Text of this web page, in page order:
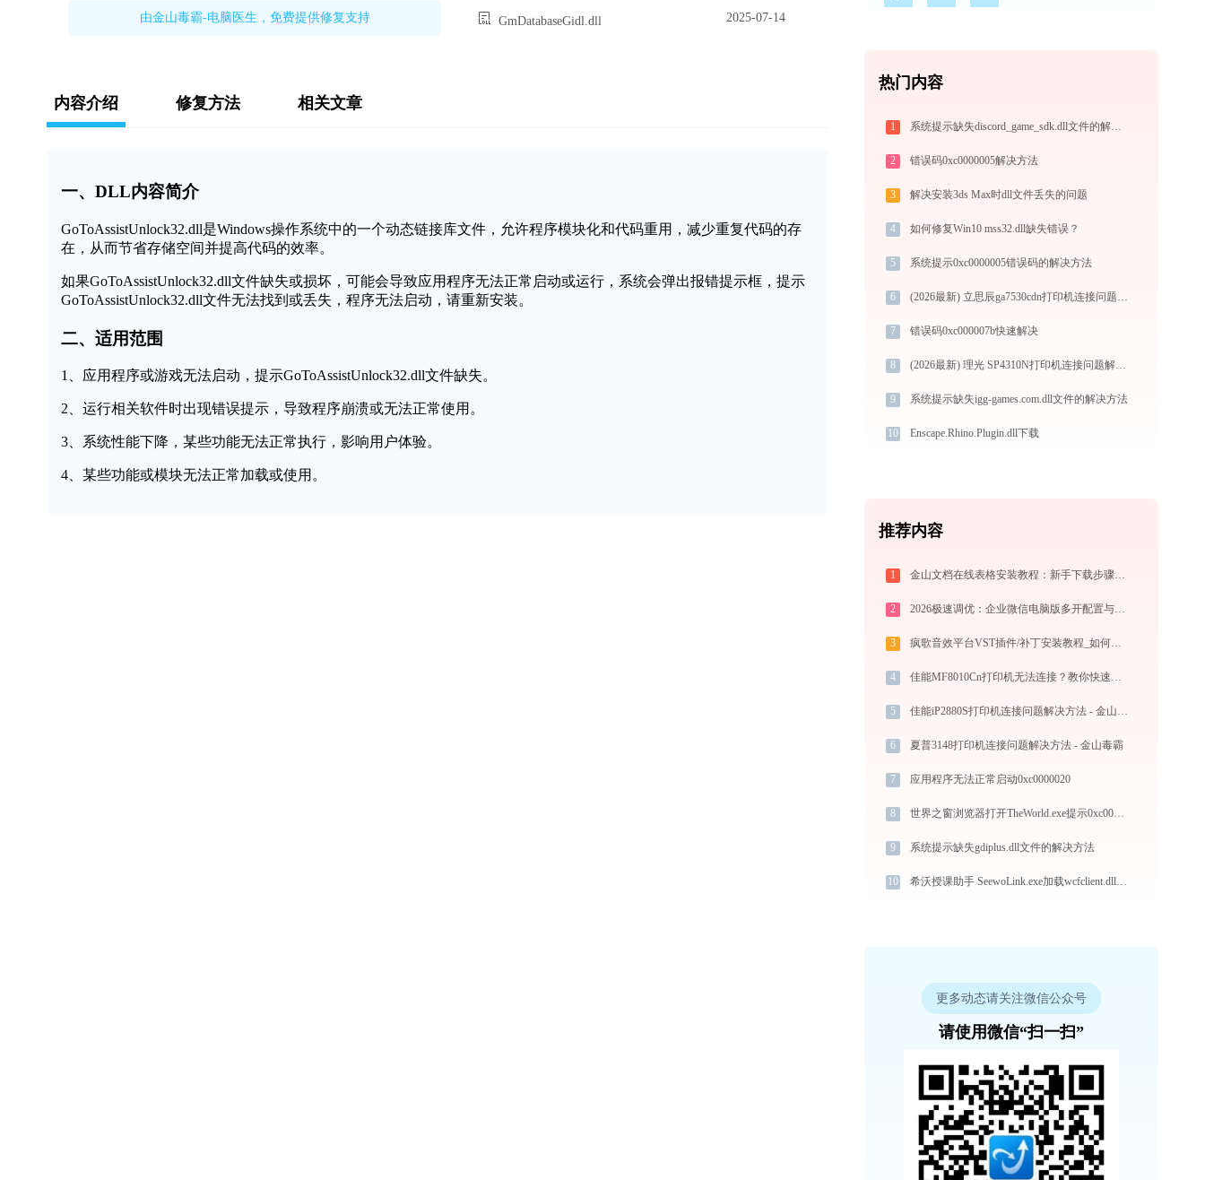
由金山毒霸-电脑医生，免费提供修复支持 GmDatabaseGidl.dll 2025-07-14
内容介绍 修复方法 相关文章
一、DLL内容简介
GoToAssistUnlock32.dll是Windows操作系统中的一个动态链接库文件，允许程序模块化和代码重用，减少重复代码的存
在，从而节省存储空间并提高代码的效率。
如果GoToAssistUnlock32.dll文件缺失或损坏，可能会导致应用程序无法正常启动或运行，系统会弹出报错提示框，提示
GoToAssistUnlock32.dll文件无法找到或丢失，程序无法启动，请重新安装。
二、适用范围
1、应用程序或游戏无法启动，提示GoToAssistUnlock32.dll文件缺失。
2、运行相关软件时出现错误提示，导致程序崩溃或无法正常使用。
3、系统性能下降，某些功能无法正常执行，影响用户体验。
4、某些功能或模块无法正常加载或使用。
热门内容
1 系统提示缺失discord_game_sdk.dll文件的解决方法
2 错误码0xc0000005解决方法
3 解决安装3ds Max时dll文件丢失的问题
4 如何修复Win10 mss32.dll缺失错误？
5 系统提示0xc0000005错误码的解决方法
6 (2026最新) 立思辰ga7530cdn打印机连接问题解决方法-金山毒霸
7 错误码0xc000007b快速解决
8 (2026最新) 理光 SP4310N打印机连接问题解决方案 - 金山毒霸
9 系统提示缺失igg-games.com.dll文件的解决方法
10 Enscape.Rhino.Plugin.dll下载
推荐内容
1 金山文档在线表格安装教程：新手下载步骤图解
2 2026极速调优：企业微信电脑版多开配置与系统瘦身指南，拒绝流氓捆绑
3 疯歌音效平台VST插件/补丁安装教程_如何加载插件效果包
4 佳能MF8010Cn打印机无法连接？教你快速解决！-金山毒霸
5 佳能iP2880S打印机连接问题解决方法 - 金山毒霸
6 夏普3148打印机连接问题解决方法 - 金山毒霸
7 应用程序无法正常启动0xc0000020
8 世界之窗浏览器打开TheWorld.exe提示0xc000009a错误码怎么办
9 系统提示缺失gdiplus.dll文件的解决方法
10 希沃授课助手 SeewoLink.exe加载wcfclient.dll文件丢失处理办法
更多动态请关注微信公众号
请使用微信“扫一扫”